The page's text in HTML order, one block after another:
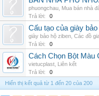
phuongchau Mua bán nhà
Trả lời:
0
Cấu tạo của giày
giày bảo hộ ziben Các đồ
Trả lời:
0
Cách Chọn Bột Màu
vietucplast Liên kết
Trả lời:
0
Hiển thị kết quả từ 1 đến 20 của 200